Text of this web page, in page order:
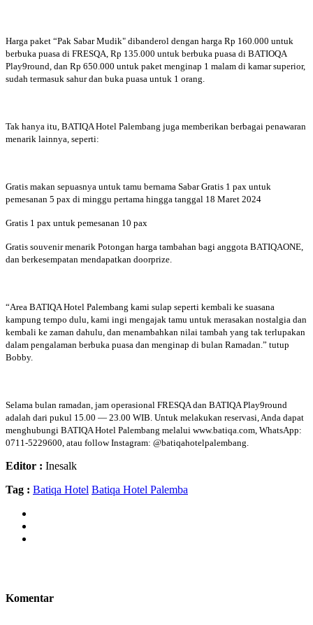
Harga paket “Pak Sabar Mudik" dibanderol dengan harga Rp 160.000 untuk
berbuka puasa di FRESQA, Rp 135.000 untuk berbuka puasa di BATIOQA
Play9round, dan Rp 650.000 untuk paket menginap 1 malam di kamar superior,
sudah termasuk sahur dan buka puasa untuk 1 orang.
Tak hanya itu, BATIQA Hotel Palembang juga memberikan berbagai penawaran
menarik lainnya, seperti:
Gratis makan sepuasnya untuk tamu bernama Sabar Gratis 1 pax untuk
pemesanan 5 pax di minggu pertama hingga tanggal 18 Maret 2024
Gratis 1 pax untuk pemesanan 10 pax
Gratis souvenir menarik Potongan harga tambahan bagi anggota BATIQAONE,
dan berkesempatan mendapatkan doorprize.
“Area BATIQA Hotel Palembang kami sulap seperti kembali ke suasana
kampung tempo dulu, kami ingi mengajak tamu untuk merasakan nostalgia dan
kembali ke zaman dahulu, dan menambahkan nilai tambah yang tak terlupakan
dalam pengalaman berbuka puasa dan menginap di bulan Ramadan.” tutup
Bobby.
Selama bulan ramadan, jam operasional FRESQA dan BATIQA Play9round
adalah dari pukul 15.00 — 23.00 WIB. Untuk melakukan reservasi, Anda dapat
menghubungi BATIQA Hotel Palembang melalui www.batiqa.com, WhatsApp:
0711-5229600, atau follow Instagram: @batiqahotelpalembang.
Editor : Inesalk
Tag : Batiqa Hotel Batiqa Hotel Palemba
Komentar